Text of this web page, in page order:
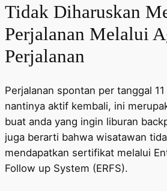
Tidak Diharuskan
Perjalanan Melalui
Perjalanan
Perjalanan spontan per tanggal
nantinya aktif kembali, ini
buat anda yang ingin liburan
juga berarti bahwa wisatawan
mendapatkan sertifikat melalui
Follow up System (ERFS).